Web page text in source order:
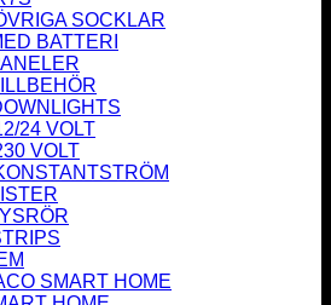
SOCKLAR
BATTERI
24 VOLT
VOLT
SMART HOME